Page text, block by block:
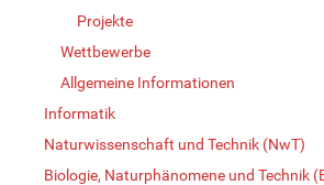
Projekte
Wettbewerbe
Allgemeine Informationen
Informatik
Naturwissenschaft und Technik (NwT)
Biologie, Naturphänomene und Technik